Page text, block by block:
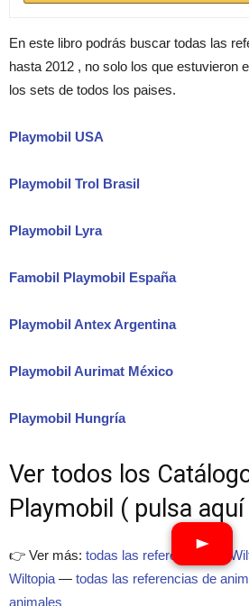
En este libro podrás buscar todas las
hasta 2012 , no solo los que estuvieron
los sets de todos los paises.
Playmobil USA
Playmobil Trol Brasil
Playmobil Lyra
Famobil Playmobil España
Playmobil Antex Argentina
Playmobil Aurimat México
Playmobil Hungría
Ver todos los
Playmobil ( pulsa aquí
👉 Ver más: todas las referencias de
Wiltopia — todas las referencias de
animales